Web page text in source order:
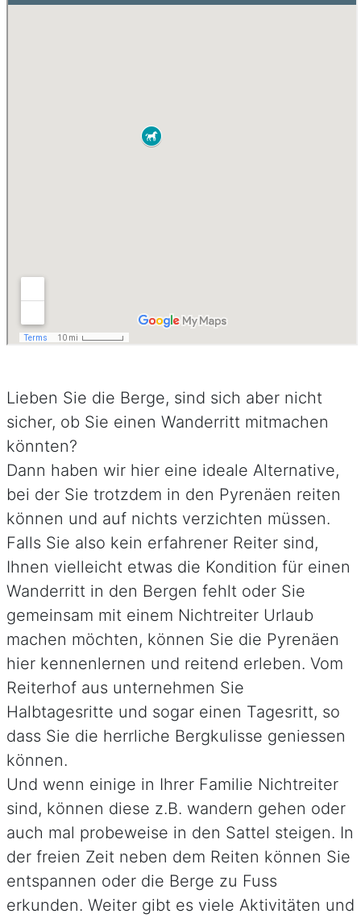
Lieben Sie die Berge, sind sich aber nicht
sicher, ob Sie einen Wanderritt mitmachen
könnten?
Dann haben wir hier eine ideale Alternative,
bei der Sie trotzdem in den Pyrenäen reiten
können und auf nichts verzichten müssen.
Falls Sie also kein erfahrener Reiter sind,
Ihnen vielleicht etwas die Kondition für einen
Wanderritt in den Bergen fehlt oder Sie
gemeinsam mit einem Nichtreiter Urlaub
machen möchten, können Sie die Pyrenäen
hier kennenlernen und reitend erleben. Vom
Reiterhof aus unternehmen Sie
Halbtagesritte und sogar einen Tagesritt, so
dass Sie die herrliche Bergkulisse geniessen
können.
Und wenn einige in Ihrer Familie Nichtreiter
sind, können diese z.B. wandern gehen oder
auch mal probeweise in den Sattel steigen. In
der freien Zeit neben dem Reiten können Sie
entspannen oder die Berge zu Fuss
erkunden. Weiter gibt es viele Aktivitäten und